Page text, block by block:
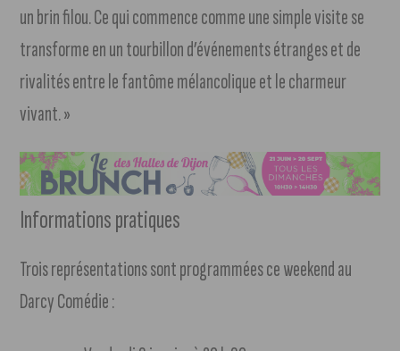
un brin filou. Ce qui commence comme une simple visite se
transforme en un tourbillon d’événements étranges et de
rivalités entre le fantôme mélancolique et le charmeur
vivant. »
Informations pratiques
Trois représentations sont programmées ce weekend au
Darcy Comédie :